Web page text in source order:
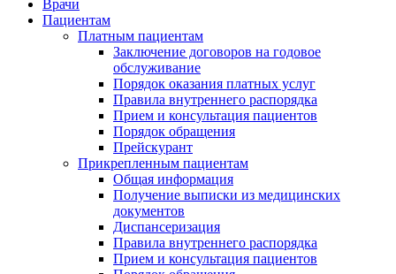
Врачи
Пациентам
Платным пациентам
Заключение договоров на годовое
обслуживание
Порядок оказания платных услуг
Правила внутреннего распорядка
Прием и консультация пациентов
Порядок обращения
Прейскурант
Прикрепленным пациентам
Общая информация
Получение выписки из медицинских
документов
Диспансеризация
Правила внутреннего распорядка
Прием и консультация пациентов